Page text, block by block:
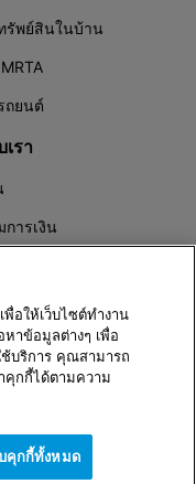
รัพย์สินในบ้าน
ถยนต์
เรา
ารเงิน
Co,. Ltd.
อให้เว็บไซต์ทำงาน
หาข้อมูลต่างๆ เพื่อ
ช้บริการ คุณสามารถ
คุกกี้ได้ตามความ
คุกกี้ทั้งหมด